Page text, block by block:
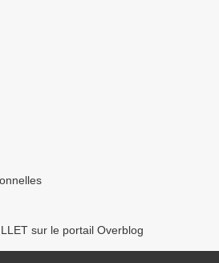
sur le portail Overblog